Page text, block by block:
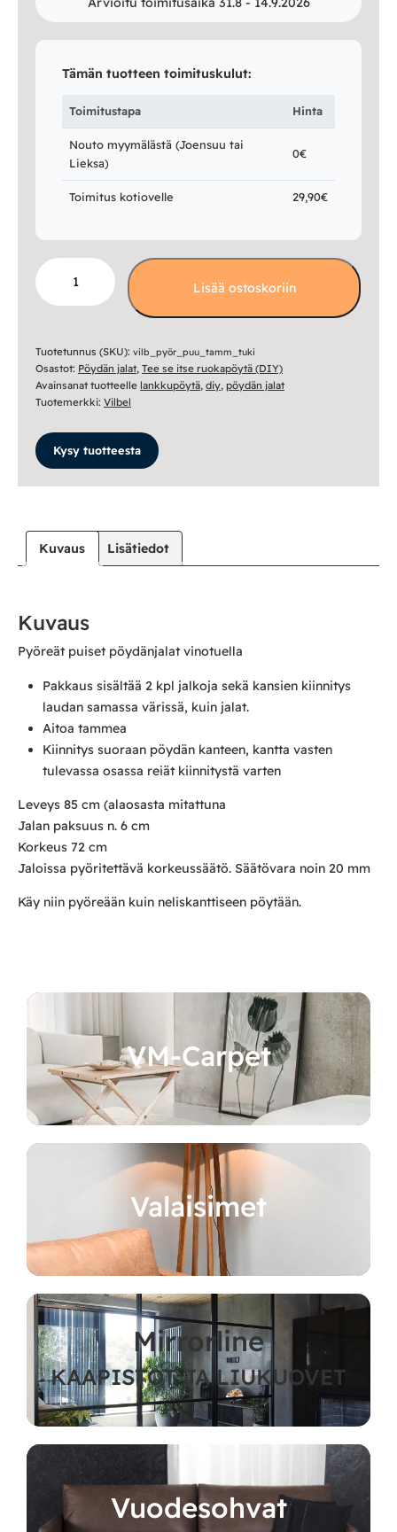
Tämän tuotteen toimituskulut:
Toimitustapa Hinta
Nouto myymälästä (Joensuu tai
Lieksa)
0€
Toimitus kotiovelle 29,90€
Pöydän
pyöreä
puujalka
tammi
määrä
Lisää ostoskoriin
Tuotetunnus (SKU): vilb_pyör_puu_tamm_tuki
Osastot: Pöydän jalat, Tee se itse ruokapöytä (DIY)
Avainsanat tuotteelle lankkupöytä, diy, pöydän jalat
Tuotemerkki: Vilbel
Kysy tuotteesta
Kuvaus Lisätiedot
Kuvaus
Pyöreät puiset pöydänjalat vinotuella
Pakkaus sisältää 2 kpl jalkoja sekä kansien kiinnitys
laudan samassa värissä, kuin jalat.
Aitoa tammea
Kiinnitys suoraan pöydän kanteen, kantta vasten
tulevassa osassa reiät kiinnitystä varten
Leveys 85 cm (alaosasta mitattuna
Jalan paksuus n. 6 cm
Korkeus 72 cm
Jaloissa pyöritettävä korkeussäätö. Säätövara noin 20 mm
Käy niin pyöreään kuin neliskanttiseen pöytään.
VM-Carpet
Valaisimet
Mirrorline
KAAPISTOT JA LIUKUOVET
Vuodesohvat